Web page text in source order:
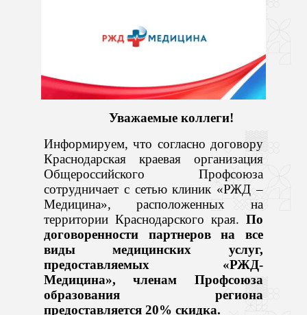
Уважаемые коллеги!
Информируем, что согласно договору
Краснодарская краевая организация
Общероссийского Профсоюза
сотрудничает с сетью клиник «РЖД –
Медицина», расположенных на
территории Краснодарского края.По
договоренности партнеров на все
виды медицинских услуг,
предоставляемых «РЖД-
Медицина», членам Профсоюза
образования региона
предоставляется 20% скидка.